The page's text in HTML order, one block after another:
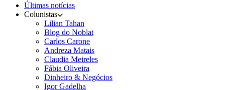
Últimas notícias
Colunistas
Lilian Tahan
Blog do Noblat
Carlos Carone
Andreza Matais
Claudia Meireles
Fábia Oliveira
Dinheiro & Negócios
Igor Gadelha